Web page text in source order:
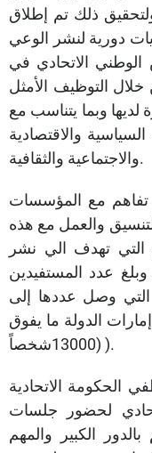
ذلك تم إطلاق
دورية لنشر الوعي
الوطني الاتحادي في
التوظيف الأمثل
لديها وبما يتناسب مع
والاقتصادية
والاجتماعية والثقافية.
بتوقيع 9 مذكرات تفاهم مع المؤسسات
والعمل مع هذه
تهدف الي نشر
عدد المستفيدين
التي وصل عددها إلى
الدولة ما يفوق
( (13000شخصاً.
الحكومة الاتحادية
لحضور جلسات
الكبير والمهم